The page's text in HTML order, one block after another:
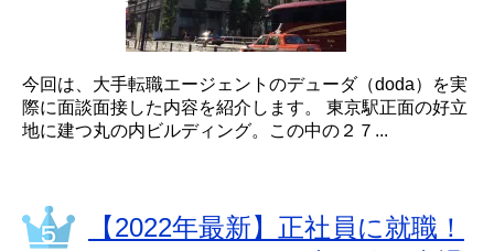
今回は、大手転職エージェントのデューダ（doda）を実
際に面談面接した内容を紹介します。 東京駅正面の好立
地に建つ丸の内ビルディング。この中の２７...
【2022年最新】正社員に就職！